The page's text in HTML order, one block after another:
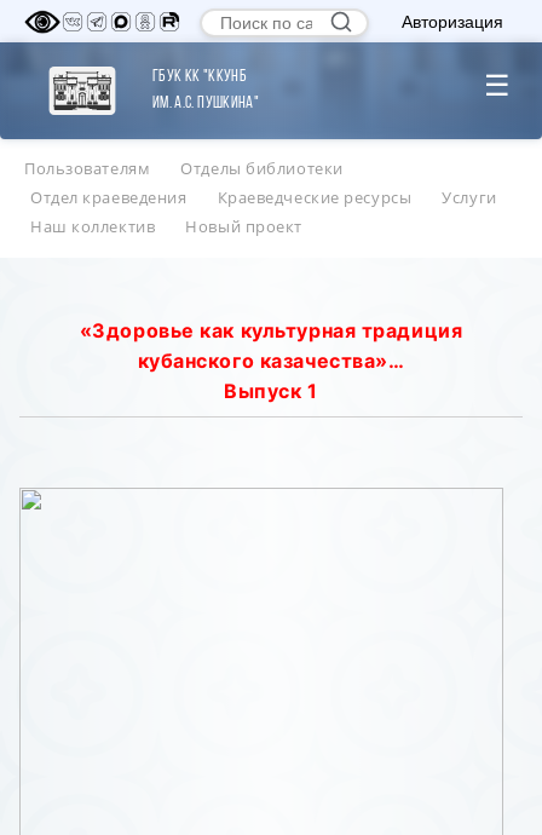
Авторизация
ГБУК КК "ККУНБ
им. А.С. Пушкина"
☰
Пользователям
Отделы библиотеки
Отдел краеведения
Краеведческие ресурсы
Услуги
Наш коллектив
Новый проект
«Здоровье как культурная традиция
кубанского казачества»…
Выпуск 1